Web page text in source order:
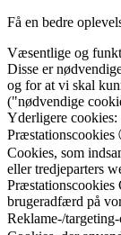
Få en bedre
Væsentlige og
Disse er
og for at vi skal
("nødvendige
Yderligere cookies:
Præstationscookies
Cookies, som
eller tredjeparters
Præstationscookies
brugeradfærd på
Reklame-/